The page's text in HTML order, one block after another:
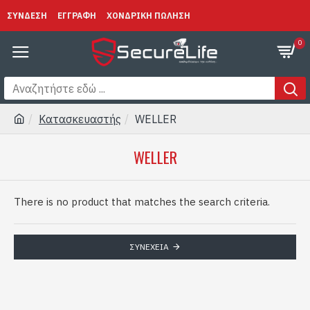
ΣΥΝΔΕΣΗ ΕΓΓΡΑΦΗ ΧΟΝΔΡΙΚΗ ΠΩΛΗΣΗ
0
Κατασκευαστής WELLER
WELLER
There is no product that matches the search criteria.
ΣΥΝΈΧΕΙΑ